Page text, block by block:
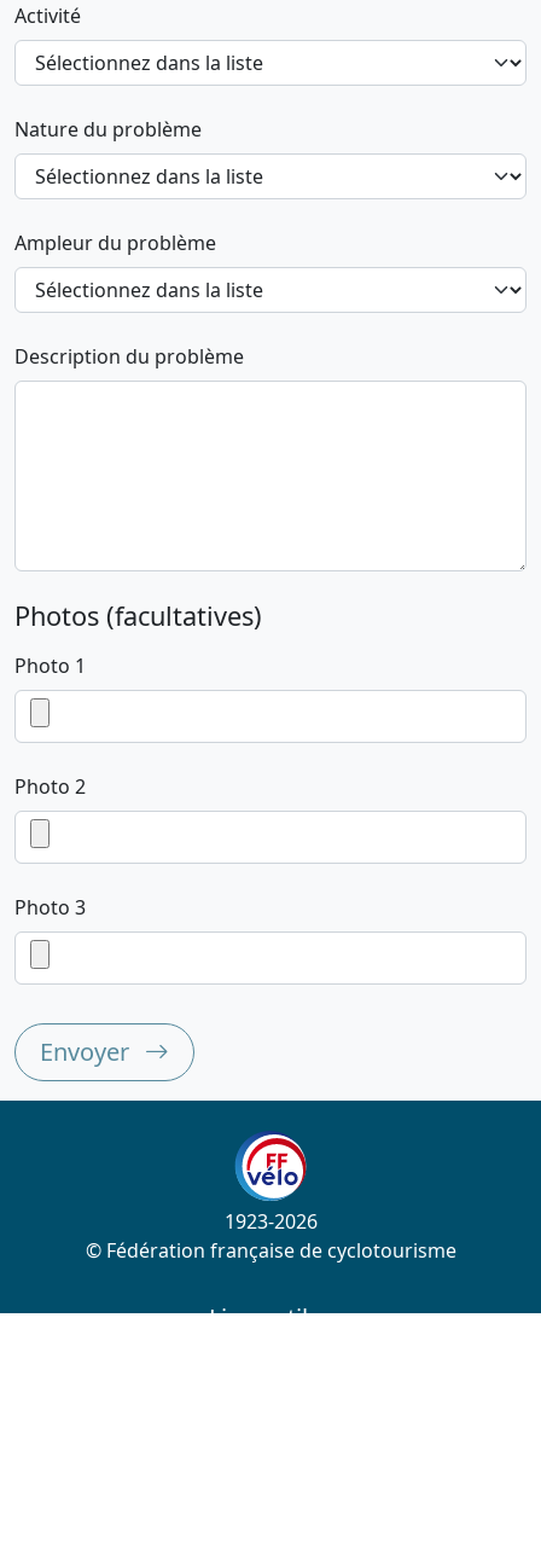
Activité
Nature du problème
Ampleur du problème
Description du problème
Photos (facultatives)
Photo 1
Photo 2
Photo 3
Envoyer
1923-2026
© Fédération française de cyclotourisme
Liens utiles